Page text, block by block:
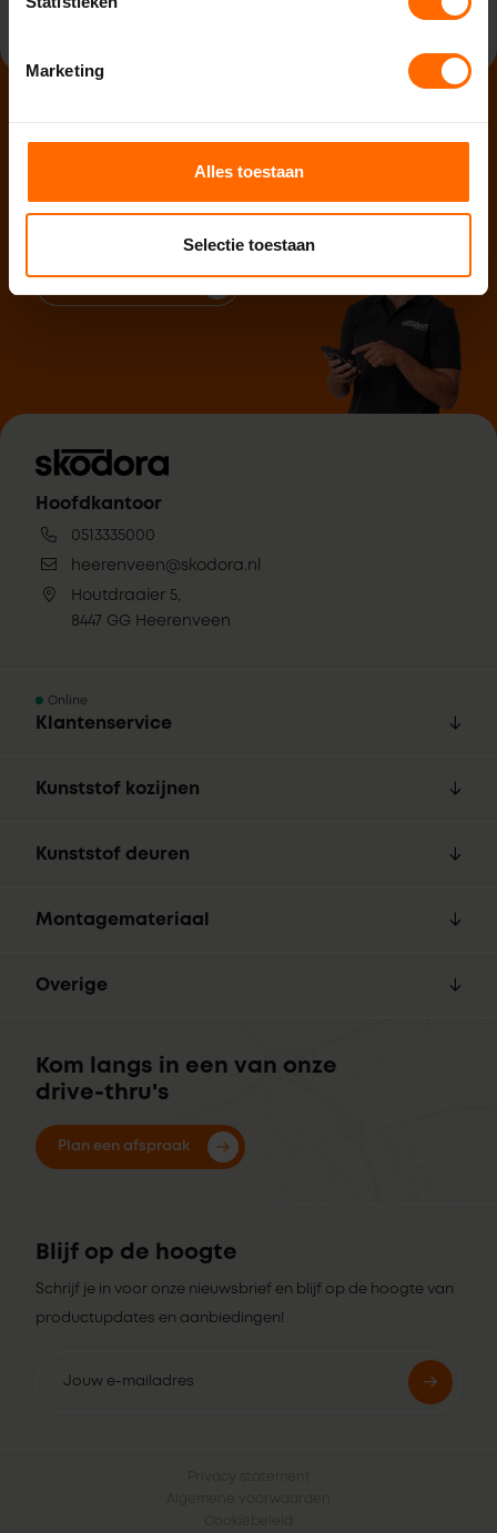
Marketing
Alles toestaan
Selectie toestaan
Hoofdkantoor
0513335000
heerenveen@skodora.nl
Houtdraaier 5,
8447 GG Heerenveen
Online
Klantenservice
Kunststof kozijnen
Kunststof deuren
Montagemateriaal
Overige
Kom langs in een van onze
drive-thru's
Plan een afspraak
Blijf op de hoogte
Schrijf je in voor onze nieuwsbrief en blijf op de hoogte van
productupdates en aanbiedingen!